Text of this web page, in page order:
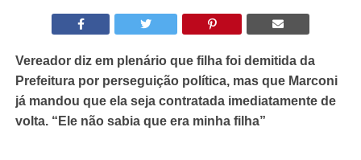
Vereador diz em plenário que filha foi demitida da
Prefeitura por perseguição política, mas que Marconi
já mandou que ela sejacontratada imediatamentede
volta. “Ele não sabia que era minha filha”